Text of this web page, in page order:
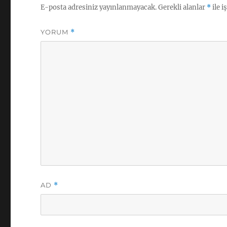
E-posta adresiniz yayınlanmayacak.Gerekli alanlar *ile
YORUM *
AD *